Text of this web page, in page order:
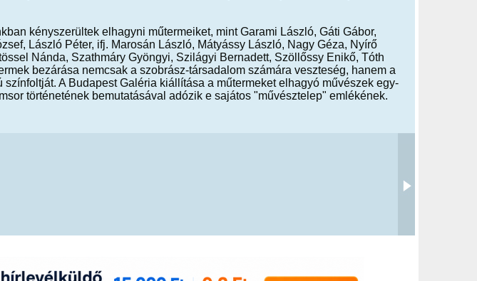
kényszerültek elhagyni műtermeiket, mint Garami László, Gáti Gábor,
László Péter, ifj. Marosán László, Mátyássy László, Nagy Géza, Nyírő
Nánda, Szathmáry Gyöngyi, Szilágyi Bernadett, Szöllőssy Enikő, Tóth
bezárása nemcsak a szobrász-társadalom számára veszteség, hanem a
A Budapest Galéria kiállítása a műtermeket elhagyó művészek egy-
történetének bemutatásával adózik e sajátos "művésztelep" emlékének.